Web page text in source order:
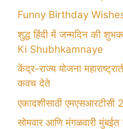
Funny Birthday
शुद्ध हिंदी में जन्मदिन की
Ki Shubhkamnaye
केंद्र-राज्य योजना
कवच देते
एकादशीसाठी
सोमवार आणि मंगळवारी